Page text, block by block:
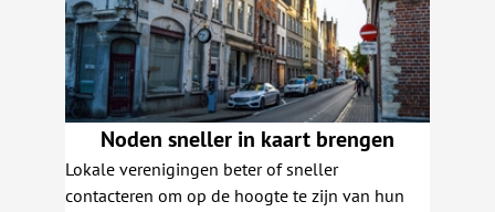
Noden sneller in kaart brengen
Lokale verenigingen beter of sneller
contacteren om op de hoogte te zijn van hun